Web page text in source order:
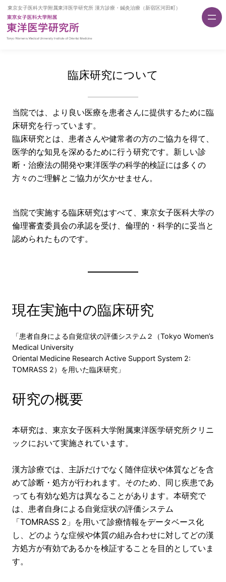
容
を
臨床研究について
当院では、より良い医療を患者さんに提供するために臨
床研究を行っています。
臨床研究とは、患者さんや健常者の方のご協力を得て、
医学的な知見を深めるために行う研究です。新しい診
断・治療法の開発や東洋医学の科学的検証には多くの
方々のご理解とご協力が欠かせません。
当院で実施する臨床研究はすべて、東京女子医科大学の
倫理審査委員会の承認を受け、倫理的・科学的に妥当と
認められたものです。
現在実施中の臨床研究
「患者自身による自覚症状の評価システム２（Tokyo Women’s
Medical University
Oriental Medicine Research Active Support System 2:
TOMRASS 2）を用いた臨床研究」
研究の概要
本研究は、東京女子医科大学附属東洋医学研究所クリニ
ックにおいて実施されています。
漢方診療では、主訴だけでなく随伴症状や体質などを含
めて診断・処方が行われます。そのため、同じ疾患であ
っても有効な処方は異なることがあります。本研究で
は、患者自身による自覚症状の評価システム
「TOMRASS 2」を用いて診療情報をデータベース化
し、どのような症候や体質の組み合わせに対してどの漢
方処方が有効であるかを検証することを目的としていま
す。